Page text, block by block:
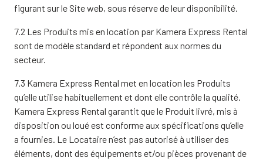
figurant sur le Site web, sous réserve de leur disponibilité.
7.2 Les Produits mis en location par Kamera Express Rental
sont de modèle standard et répondent aux normes du
secteur.
7.3 Kamera Express Rental met en location les Produits
qu’elle utilise habituellement et dont elle contrôle la qualité.
Kamera Express Rental garantit que le Produit livré, mis à
disposition ou loué est conforme aux spécifications qu’elle
a fournies. Le Locataire n’est pas autorisé à utiliser des
éléments, dont des équipements et/ou pièces provenant de